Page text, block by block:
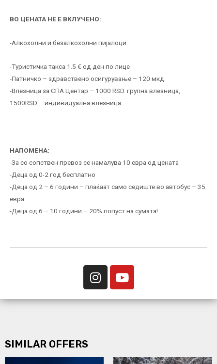
ВО ЦЕНАТА НЕ Е ВКЛУЧЕНО:
-Алкохолни и безалкохолни пијалоци
-Туристичка такса 1.5 € од ден по лице
-Патничко – здравствено осигурување – 120 мкд.
-Влезница за СПА Центар – 1000 RSD. групна влезница,
1500RSD – индивидуална влезница.
НАПОМЕНА:
-За со сопствен превоз се намалува 10 евра од цената
-Деца од 0-2 год бесплатно
-Деца од 2 – 6 години – плаќаат само седиште во автобус – 35
евра
-Деца од 6 – 10 години – 20% попуст на сумата!
SIMILAR OFFERS